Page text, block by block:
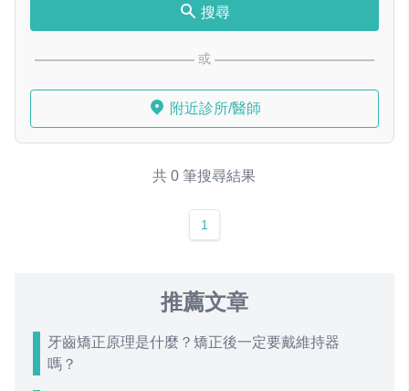
搜尋
或
附近診所/醫師
共 0 筆搜尋結果
1
推薦文章
牙齒矯正原理是什麼？矯正後一定要戴維持器
嗎？